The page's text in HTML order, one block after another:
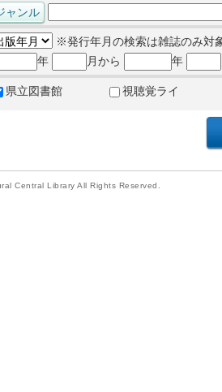
※発行年月の検索は雑誌のみ対
年
月から 年
県立図書館 視聴覚ライ
Central Library All Rights Reserved.